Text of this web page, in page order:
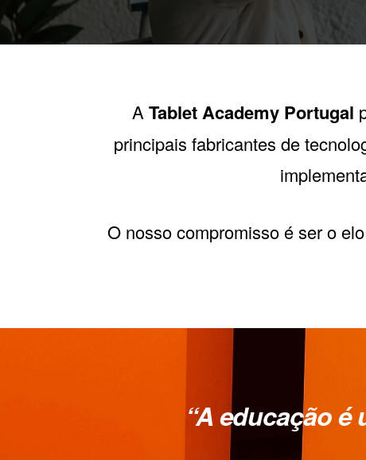
A Tablet Academy Portugal
principais fabricantes de
O nosso compromisso é ser o
“A educação é